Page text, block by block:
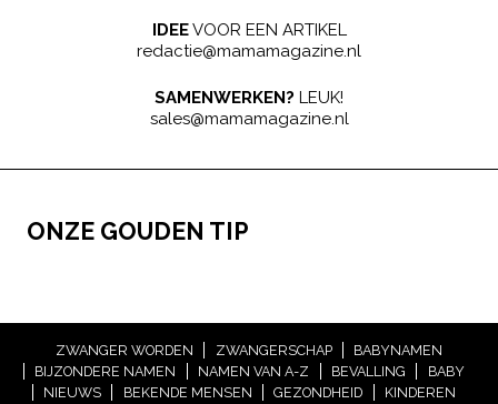
IDEEVOOR EEN ARTIKEL
redactie@mamamagazine.nl
SAMENWERKEN? LEUK!
sales@mamamagazine.nl
ONZE GOUDEN TIP
ZWANGER WORDEN ZWANGERSCHAP
BABYNAMEN
BIJZONDERE NAMEN
NAMEN VAN A-Z BEVALLING
BABY
NIEUWS
BEKENDE MENSEN GEZONDHEID
KINDEREN